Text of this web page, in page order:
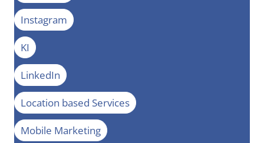
Instagram
KI
LinkedIn
Location based Services
Mobile Marketing